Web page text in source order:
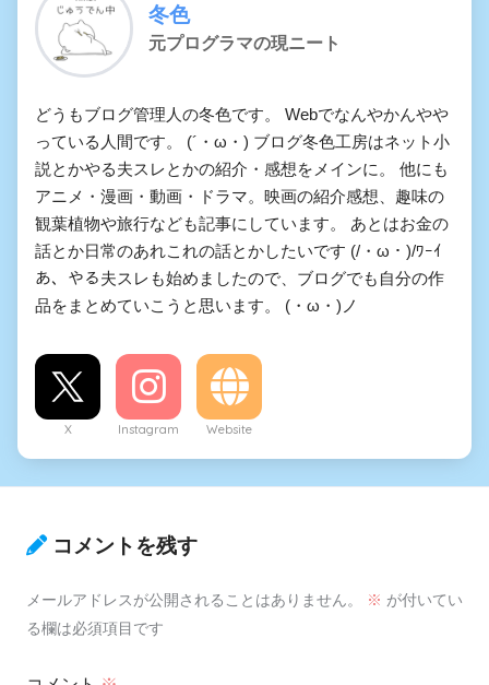
冬色
元プログラマの現ニート
どうもブログ管理人の冬色です。 Webでなんやかんやや
っている人間です。 (´・ω・) ブログ冬色工房はネット小
説とかやる夫スレとかの紹介・感想をメインに。 他にも
アニメ・漫画・動画・ドラマ。映画の紹介感想、趣味の
観葉植物や旅行なども記事にしています。 あとはお金の
話とか日常のあれこれの話とかしたいです (/・ω・)/ﾜｰｲ
あ、やる夫スレも始めましたので、ブログでも自分の作
品をまとめていこうと思います。 (・ω・)ノ
X Instagram Website
コメントを残す
メールアドレスが公開されることはありません。 ※ が付いてい
る欄は必須項目です